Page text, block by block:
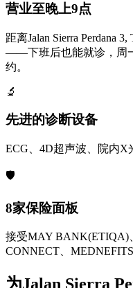
营业至晚上9点
距离Jalan Sierra Perdana
——下班后也能就诊，周
约。
🔬
先进的诊断设备
ECG、4D超声波、院内X
🛡️
8家保险面板
接受MAY BANK(ETIQA)
CONNECT、MEDNEFITS
为Jalan Sierra